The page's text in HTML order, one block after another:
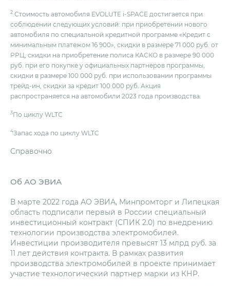
2 Стоимость автомобиля EVOLUTE i‑SPACE достигается при
соблюдении следующих условий: при приобретении нового
автомобиля по специальной кредитной программе «Кредит c
минимальным платежом 16 900», скидки в размере 71 000 руб. от
РРЦ, скидки на приобретение полиса КАСКО в размере 90 000
руб. при его покупке у официальных партнеров программы,
скидки в размере 100 000 руб. при использовании программы
трейд-ин, скидки за кредит 100 000 руб. Акция
распространяется на автомобили 2023 года производства.
3По циклу WLTC
4Запас хода по циклу WLTC
Справочно
Об АО ЭВИА
В марте 2022 года АО ЭВИА, Минпромторг и Липецкая
область подписали первый в России специальный
инвестиционный контракт (СПИК 2.0) по внедрению
технологии производства электромобилей.
Инвестиции производителя превысят 13 млрд руб. за
11 лет действия контракта. В рамках развития
производства электромобилей в проекте принимает
участие технологический партнер марки из КНР.